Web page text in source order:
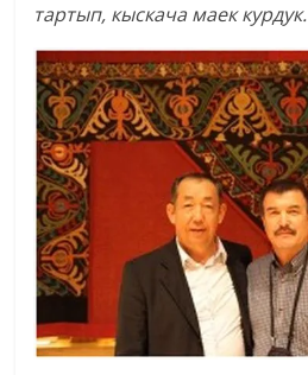
тартып, кыскача маек курдук.